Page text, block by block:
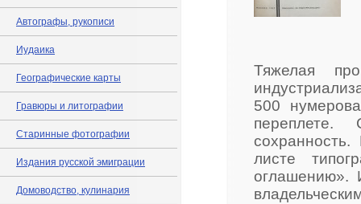
Автографы, рукописи
Иудаика
Географические карты
Гравюры и литографии
Старинные фотографии
Издания русской эмиграции
Домоводство, кулинария
Тяжелая
500
переплете.
листе
оглашению».